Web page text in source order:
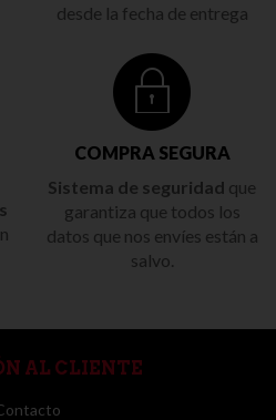
desde la fecha de entrega
COMPRA SEGURA
Sistema de seguridad que
garantiza que todos los
datos que nos envíes están a
salvo.
AL CLIENTE